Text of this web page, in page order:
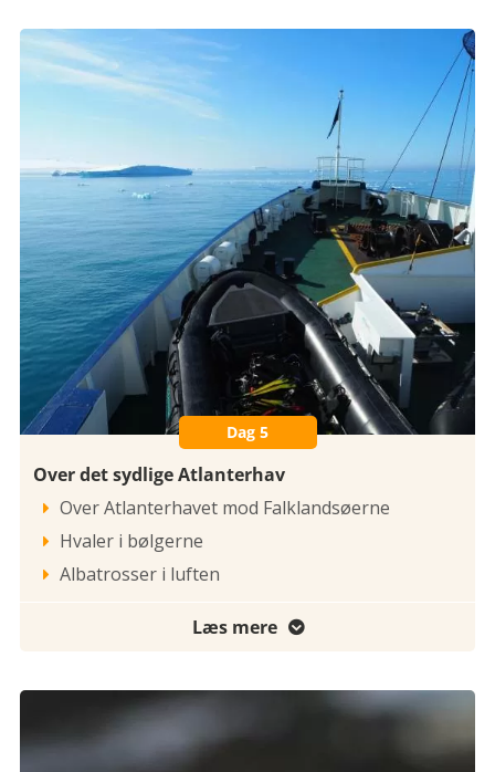
Dag 5
Over det sydlige Atlanterhav
 Over Atlanterhavet mod Falklandsøerne
 Hvaler i bølgerne
 Albatrosser i luften
Læs mere 